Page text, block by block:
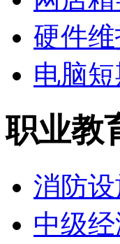
硬件
电脑短
职业教
消防
中级